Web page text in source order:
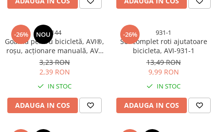
-26% NOU3144
Goarnă pentru bicicletă, AVI®,
roșu, acționare manuală, AVI-
3144
3,23 RON
2,39 RON
IN STOC
ADAUGA IN COS
-26% 931-1
Set complet roti ajutatoare
bicicleta, AVI-931-1
13,49 RON
9,99 RON
IN STOC
ADAUGA IN COS